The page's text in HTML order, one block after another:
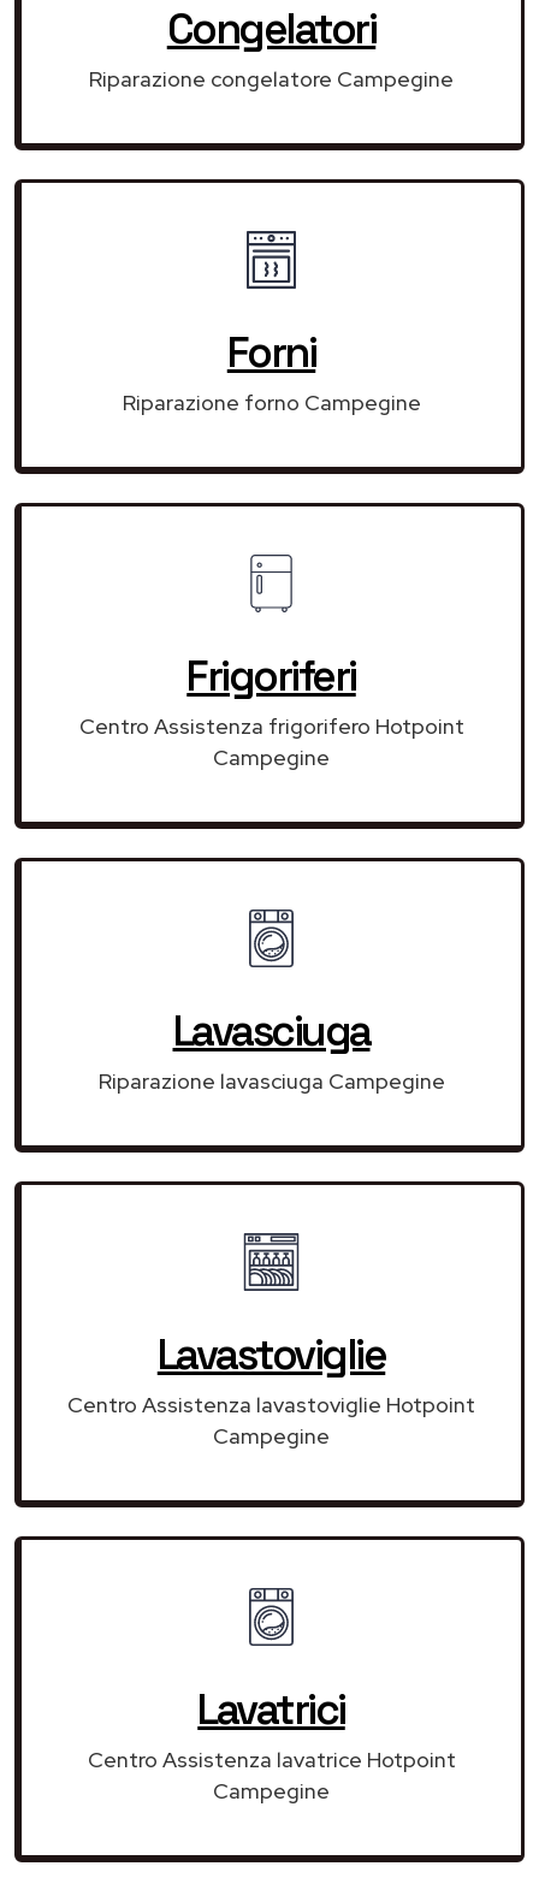
Congelatori
Riparazione congelatore Campegine
Forni
Riparazione forno Campegine
Frigoriferi
Centro Assistenza frigorifero Hotpoint
Campegine
Lavasciuga
Riparazione lavasciuga Campegine
Lavastoviglie
Centro Assistenza lavastoviglie Hotpoint
Campegine
Lavatrici
Centro Assistenza lavatrice Hotpoint
Campegine